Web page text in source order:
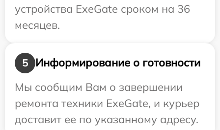
устройства ExeGate сроком на 36
месяцев.
5
Информирование о готовности
Мы сообщим Вам о завершении
ремонта техники ExeGate, и курьер
доставит ее по указанному адресу.